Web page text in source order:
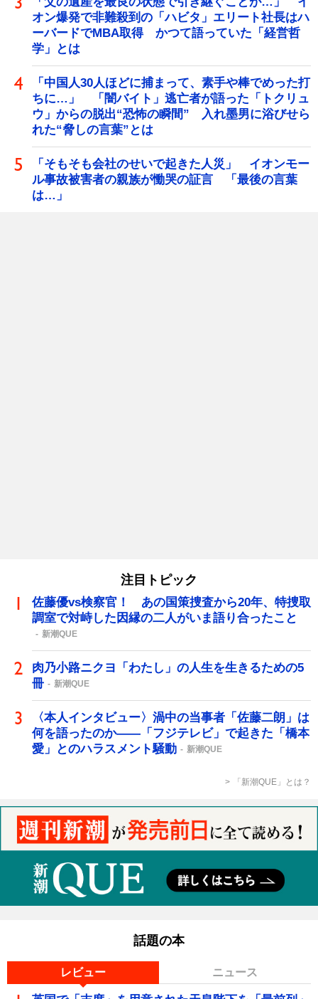
オン爆発で非難殺到の「ハビタ」エリート社長はハ
ーバードでMBA取得 かつて語っていた「経営哲
学」とは
「中国人30人ほどに捕まって、素手や棒でめった打
ちに…」 「闇バイト」逃亡者が語った「トクリュ
ウ」からの脱出“恐怖の瞬間” 入れ墨男に浴びせら
れた“脅しの言葉”とは
「そもそも会社のせいで起きた人災」 イオンモー
ル事故被害者の親族が慟哭の証言 「最後の言葉
は…」
注目トピック
佐藤優vs検察官！ あの国策捜査から20年、特捜取
調室で対峙した因縁の二人がいま語り合ったこと
新潮QUE
肉乃小路ニクヨ「わたし」の人生を生きるための5
冊
新潮QUE
〈本人インタビュー〉渦中の当事者「佐藤二朗」は
何を語ったのか――「フジテレビ」で起きた「橋本
愛」とのハラスメント騒動
新潮QUE
「新潮QUE」とは？
話題の本
レビュー ニュース